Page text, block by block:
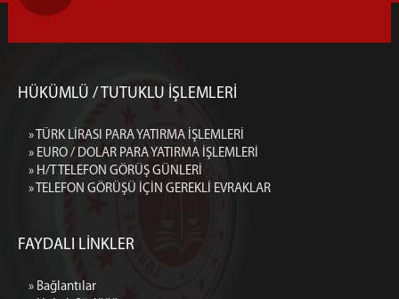
HÜKÜMLÜ / TUTUKLU İŞLEMLERİ
» TÜRK LİRASI PARA YATIRMA İŞLEMLERİ
» EURO / DOLAR PARA YATIRMA İŞLEMLERİ
» H/T TELEFON GÖRÜŞ GÜNLERİ
» TELEFON GÖRÜŞÜ İÇİN GEREKLİ EVRAKLAR
FAYDALI LİNKLER
» Bağlantılar